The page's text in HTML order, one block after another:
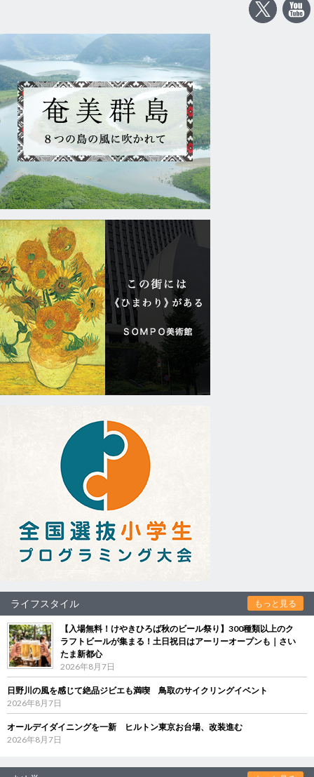
ライフスタイル もっと見る
【入場無料！けやきひろば秋のビール祭り】300種類以上のク
ラフトビールが集まる！土日祝日はアーリーオープンも｜さい
たま新都心
2026年8月7日
日野川の風を感じて絶品ジビエも満喫 鳥取のサイクリングイベント
2026年8月7日
オールデイダイニングを一新 ヒルトン東京お台場、改装進む
2026年8月7日